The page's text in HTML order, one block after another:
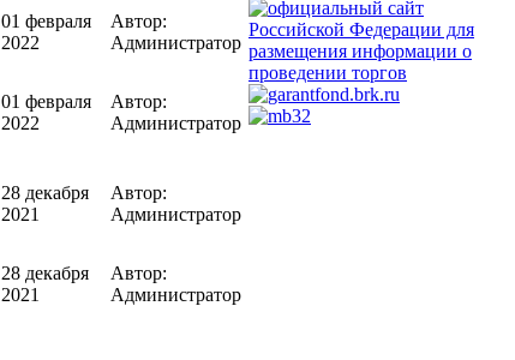
01 февраля
2022
Автор:
Администратор
01 февраля
2022
Автор:
Администратор
28 декабря
2021
Автор:
Администратор
28 декабря
2021
Автор:
Администратор